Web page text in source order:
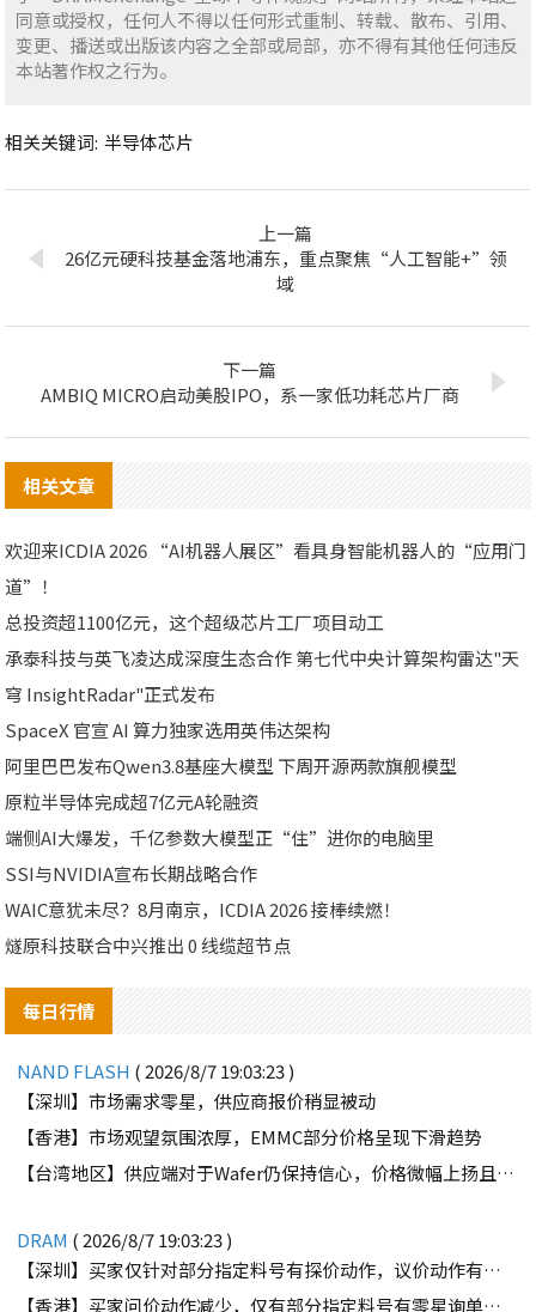
同意或授权，任何人不得以任何形式重制、转载、散布、引用、
变更、播送或出版该内容之全部或局部，亦不得有其他任何违反
本站著作权之行为。
相关关键词: 半导体芯片
上一篇
26亿元硬科技基金落地浦东，重点聚焦“人工智能+”领
域
下一篇
AMBIQ MICRO启动美股IPO，系一家低功耗芯片厂商
相关文章
欢迎来ICDIA 2026 “AI机器人展区”看具身智能机器人的“应用门
道”！
总投资超1100亿元，这个超级芯片工厂项目动工
承泰科技与英飞凌达成深度生态合作 第七代中央计算架构雷达"天
穹 InsightRadar"正式发布
SpaceX 官宣 AI 算力独家选用英伟达架构
阿里巴巴发布Qwen3.8基座大模型 下周开源两款旗舰模型
原粒半导体完成超7亿元A轮融资
端侧AI大爆发，千亿参数大模型正“住”进你的电脑里
SSI与NVIDIA宣布长期战略合作
WAIC意犹未尽？8月南京，ICDIA 2026 接棒续燃！
燧原科技联合中兴推出 0 线缆超节点
每日行情
NAND FLASH ( 2026/8/7 19:03:23 )
【深圳】市场需求零星，供应商报价稍显被动
【香港】市场观望氛围浓厚，EMMC部分价格呈现下滑趋势
【台湾地区】供应端对于Wafer仍保持信心，价格微幅上扬且惜售态度不变
DRAM ( 2026/8/7 19:03:23 )
【深圳】买家仅针对部分指定料号有探价动作，议价动作有所减少
【香港】买家问价动作减少，仅有部分指定料号有零星询单动作